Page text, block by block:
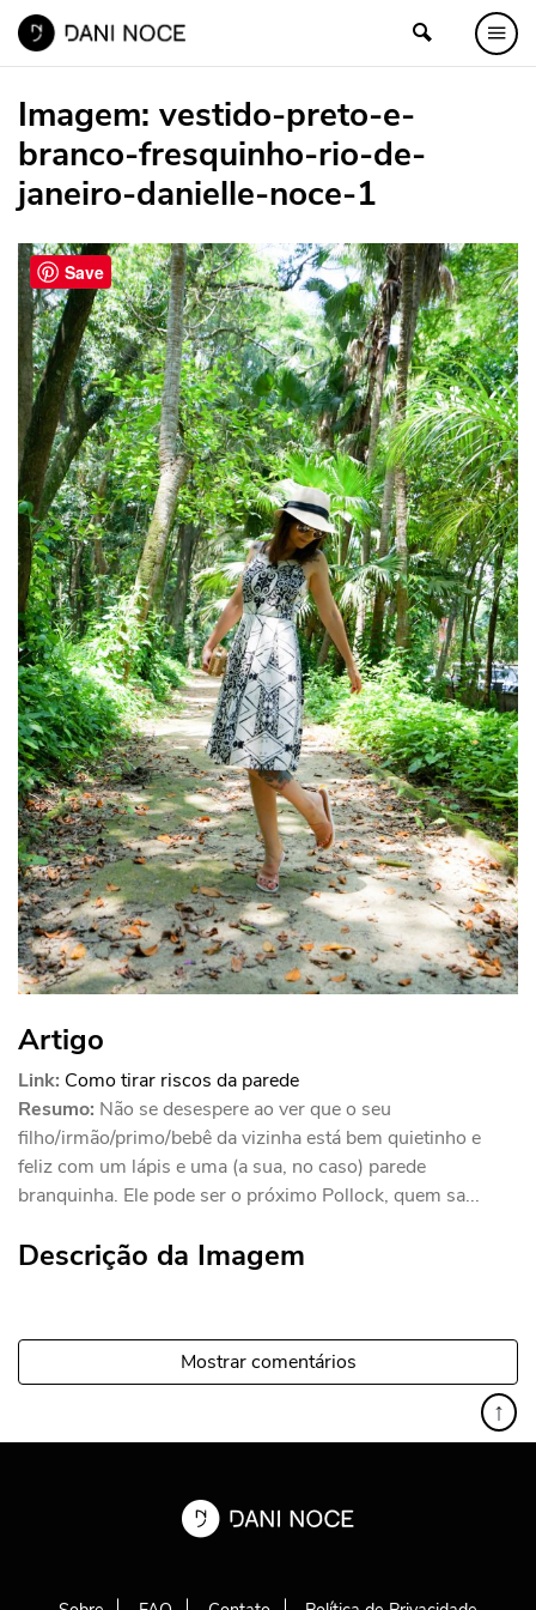
Imagem: vestido-preto-e-
branco-fresquinho-rio-de-
janeiro-danielle-noce-1
Artigo
Link: Como tirar riscos da parede
Resumo: Não se desespere ao ver que o seu
filho/irmão/primo/bebê da vizinha está bem quietinho e
feliz com um lápis e uma (a sua, no caso) parede
branquinha. Ele pode ser o próximo Pollock, quem sa...
Descrição da Imagem
Mostrar comentários
↑
Save